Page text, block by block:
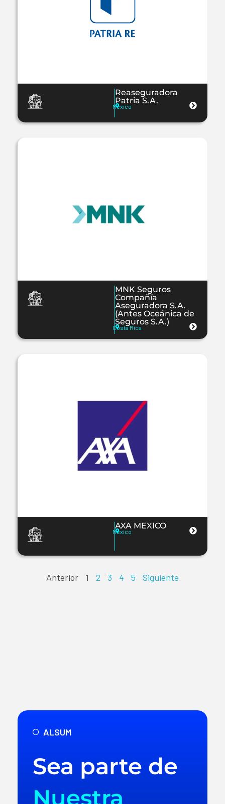
Reaseguradora
Patria S.A.
México
MNK Seguros
Compañía
Aseguradora S.A.
(Antes Oceánica de
Seguros S.A.)
Costa Rica
AXA MEXICO
Mexico
Anterior 1 2 3 4 5 Siguiente
ALSUM
Sea parte de
Nuestra